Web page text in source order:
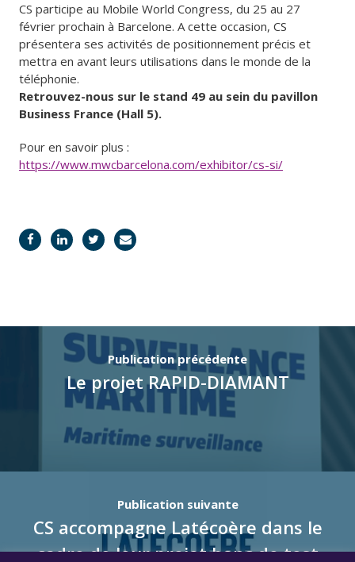
CS participe au Mobile World Congress, du 25 au 27
février prochain à Barcelone. A cette occasion, CS
présentera ses activités de positionnement précis et
mettra en avant leurs utilisations dans le monde de la
téléphonie.
Retrouvez-nous sur le stand 49 au sein du pavillon
Business France (Hall 5).
Pour en savoir plus :
https://www.mwcbarcelona.com/exhibitor/cs-si/
Publication précédente
Le projet RAPID-DIAMANT
Publication suivante
CS accompagne Latécoère dans le
cadre de leur projet banc de test